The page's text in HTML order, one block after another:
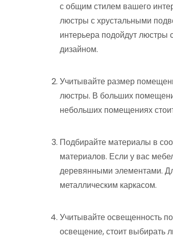
с общим стилем вашего
люстры с хрустальными
интерьера подойдут
дизайном.
Учитывайте размер
люстры. В больших
небольших помещениях
Подбирайте материалы в
материалов. Если у вас
деревянными элементами.
металлическим каркасом.
Учитывайте освещенность
освещение, стоит выбирать